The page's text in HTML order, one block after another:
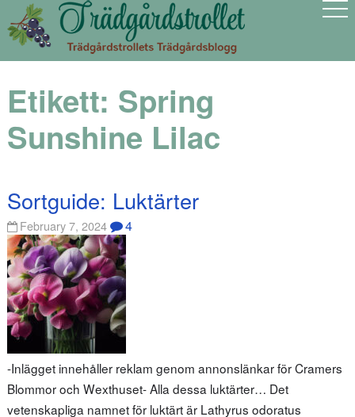
Etikett: Spring
Sunshine Lilac
Sortguide: Luktärter
February 7, 2024 4
-Inlägget innehåller reklam genom annonslänkar för Cramers
Blommor och Wexthuset- Alla dessa luktärter… Det
vetenskapliga namnet för luktärt är Lathyrus odoratus